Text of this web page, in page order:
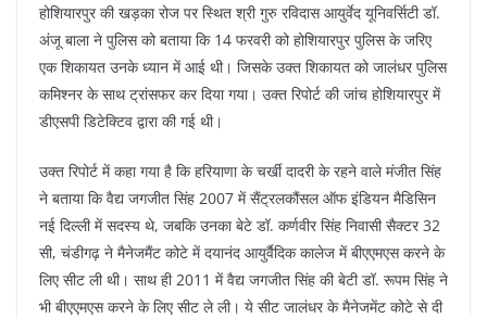
होशियारपुर की खड़का रोज पर स्थित श्री गुरु रविदास आयुर्वेद यूनिवर्सिटी डॉ.
अंजू बाला ने पुलिस को बताया कि 14 फरवरी को होशियारपुर पुलिस के जरिए
एक शिकायत उनके ध्यान में आई थी। जिसके उक्त शिकायत को जालंधर पुलिस
कमिश्नर के साथ ट्रांसफर कर दिया गया। उक्त रिपोर्ट की जांच होशियारपुर में
डीएसपी डिटेक्टिव द्वारा की गई थी।
उक्त रिपोर्ट में कहा गया है कि हरियाणा के चर्खी दादरी के रहने वाले मंजीत सिंह
ने बताया कि वैद्य जगजीत सिंह 2007 में सैंट्रलकौंसल ऑफ इंडियन मैडिसिन
नई दिल्ली में सदस्य थे, जबकि उनका बेटे डॉ. कर्णवीर सिंह निवासी सैक्टर 32
सी, चंडीगढ़ ने मैनेजमैंट कोटे में दयानंद आयुर्वैदिक कालेज में बीएएमएस करने के
लिए सीट ली थी। साथ ही 2011 में वैद्य जगजीत सिंह की बेटी डॉ. रूपम सिंह ने
भी बीएएमएस करने के लिए सीट ले ली। ये सीट जालंधर के मैनेजमेंट कोटे से दी